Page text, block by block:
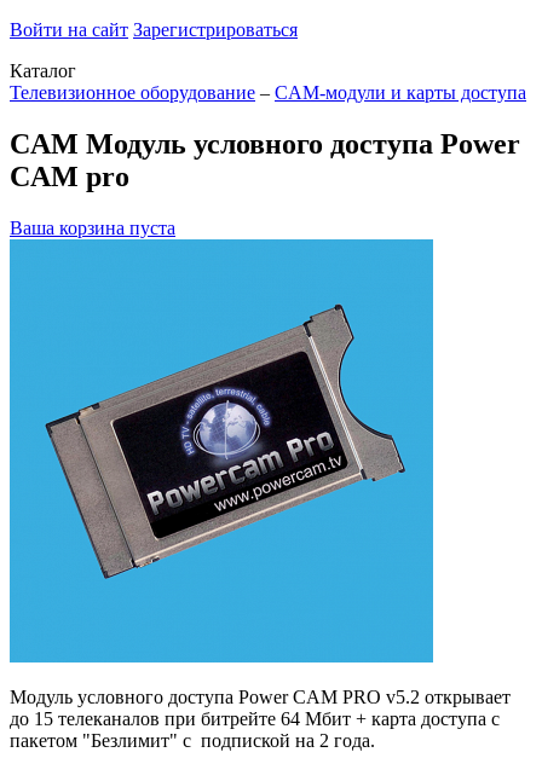
Войти на сайт Зарегистрироваться
Каталог
Телевизионное оборудование – CAM-модули и карты доступа
CAM Модуль условного доступа Power
CAM pro
Ваша корзина пуста
Модуль условного доступа Power CAM PRO v5.2 открывает
до 15 телеканалов при битрейте 64 Мбит + карта доступа с
пакетом "Безлимит" с подпиской на 2 года.